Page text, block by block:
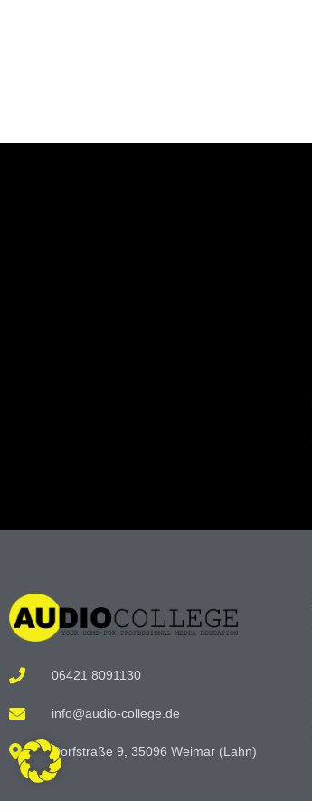
06421 8091130
info@audio-college.de
Dorfstraße 9, 35096 Weimar (Lahn)